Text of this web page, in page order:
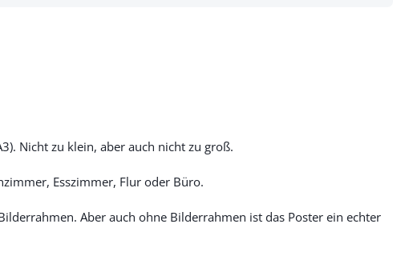
Nicht zu klein, aber auch nicht zu groß.
Esszimmer, Flur oder Büro.
Aber auch ohne Bilderrahmen ist das Poster ein echter